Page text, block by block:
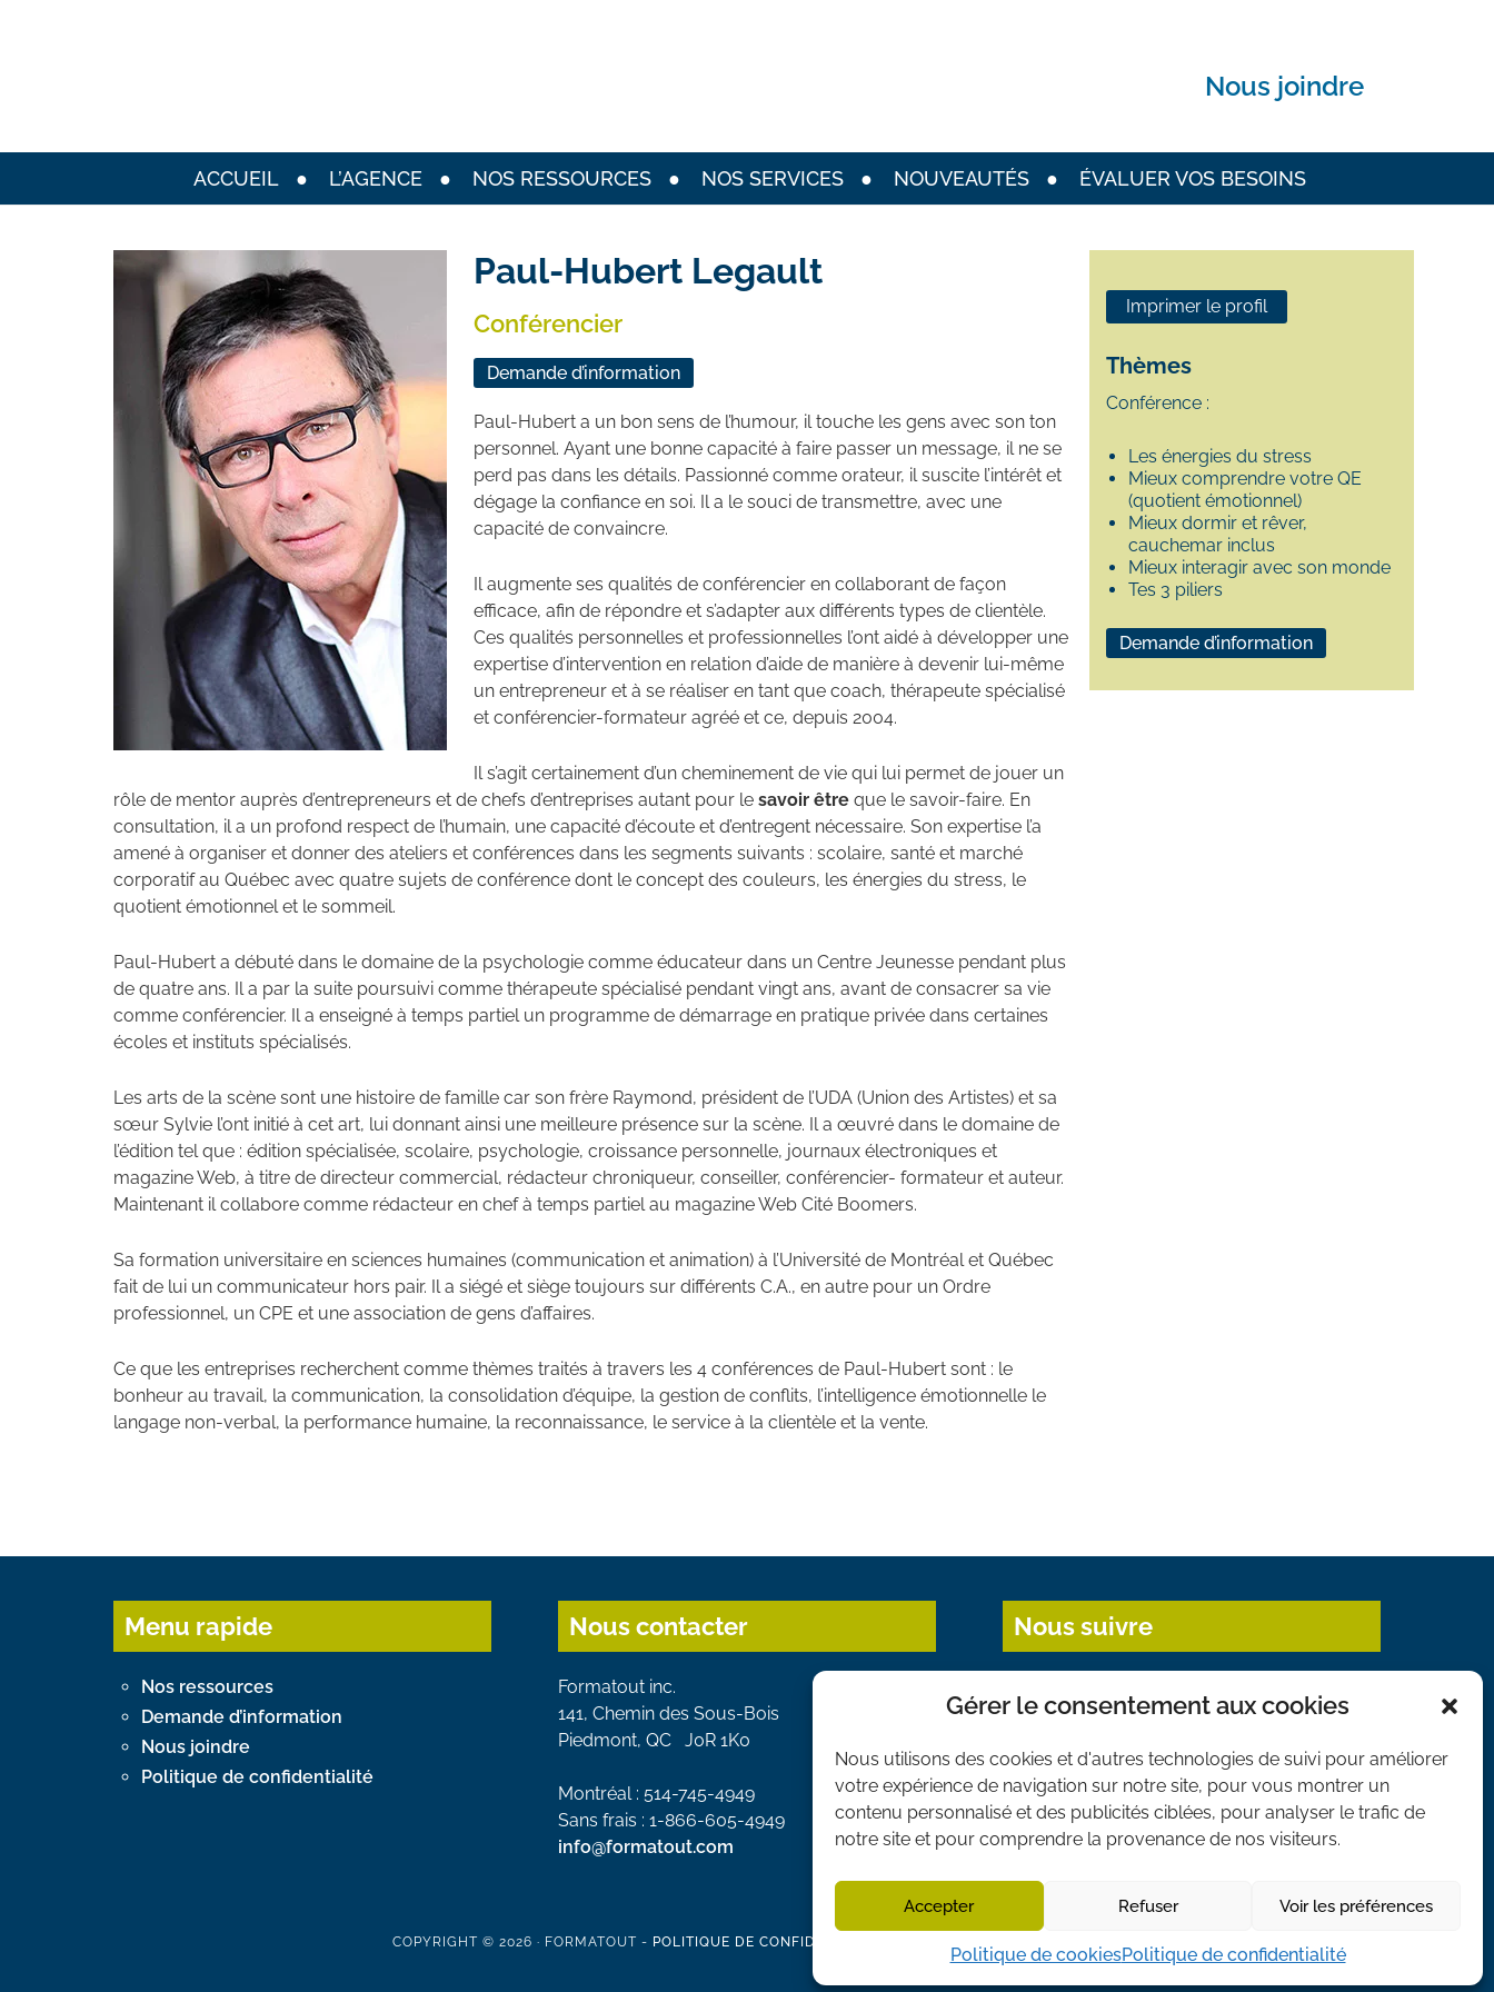
Gérer le consentement aux cookies
Nous utilisons des cookies et d'autres technologies de suivi pour améliorer
votre expérience de navigation sur notre site, pour vous montrer un
contenu personnalisé et des publicités ciblées, pour analyser le trafic de
notre site et pour comprendre la provenance de nos visiteurs.
Accepter Refuser Voir les préférences
Politique de cookiesPolitique de confidentialité
Nous joindre
ACCUEIL L’AGENCE NOS RESSOURCES NOS SERVICES NOUVEAUTÉS ÉVALUER VOS BESOINS
Paul-Hubert Legault
Conférencier
Demande d’information
Paul-Hubert a un bon sens de l’humour, il touche les gens avec son ton
personnel. Ayant une bonne capacité à faire passer un message, il ne se
perd pas dans les détails. Passionné comme orateur, il suscite l’intérêt et
dégage la confiance en soi. Il a le souci de transmettre, avec une
capacité de convaincre.
Il augmente ses qualités de conférencier en collaborant de façon
efficace, afin de répondre et s’adapter aux différents types de clientèle.
Ces qualités personnelles et professionnelles l’ont aidé à développer une
expertise d’intervention en relation d’aide de manière à devenir lui-même
un entrepreneur et à se réaliser en tant que coach, thérapeute spécialisé
et conférencier-formateur agréé et ce, depuis 2004.
Il s’agit certainement d’un cheminement de vie qui lui permet de jouer un
rôle de mentor auprès d’entrepreneurs et de chefs d’entreprises autant pour le savoir être que le savoir-faire. En
consultation, il a un profond respect de l’humain, une capacité d’écoute et d’entregent nécessaire. Son expertise l’a
amené à organiser et donner des ateliers et conférences dans les segments suivants : scolaire, santé et marché
corporatif au Québec avec quatre sujets de conférence dont le concept des couleurs, les énergies du stress, le
quotient émotionnel et le sommeil.
Paul-Hubert a débuté dans le domaine de la psychologie comme éducateur dans un Centre Jeunesse pendant plus
de quatre ans. Il a par la suite poursuivi comme thérapeute spécialisé pendant vingt ans, avant de consacrer sa vie
comme conférencier. Il a enseigné à temps partiel un programme de démarrage en pratique privée dans certaines
écoles et instituts spécialisés.
Les arts de la scène sont une histoire de famille car son frère Raymond, président de l’UDA (Union des Artistes) et sa
sœur Sylvie l’ont initié à cet art, lui donnant ainsi une meilleure présence sur la scène. Il a œuvré dans le domaine de
l’édition tel que : édition spécialisée, scolaire, psychologie, croissance personnelle, journaux électroniques et
magazine Web, à titre de directeur commercial, rédacteur chroniqueur, conseiller, conférencier- formateur et auteur.
Maintenant il collabore comme rédacteur en chef à temps partiel au magazine Web Cité Boomers.
Sa formation universitaire en sciences humaines (communication et animation) à l’Université de Montréal et Québec
fait de lui un communicateur hors pair. Il a siégé et siège toujours sur différents C.A., en autre pour un Ordre
professionnel, un CPE et une association de gens d’affaires.
Ce que les entreprises recherchent comme thèmes traités à travers les 4 conférences de Paul-Hubert sont : le
bonheur au travail, la communication, la consolidation d’équipe, la gestion de conflits, l’intelligence émotionnelle le
langage non-verbal, la performance humaine, la reconnaissance, le service à la clientèle et la vente.
Imprimer le profil
Thèmes
Conférence :
Les énergies du stress
Mieux comprendre votre QE
(quotient émotionnel)
Mieux dormir et rêver,
cauchemar inclus
Mieux interagir avec son monde
Tes 3 piliers
Demande d’information
Menu rapide
Nos ressources
Demande d’information
Nous joindre
Politique de confidentialité
Nous contacter
Formatout inc.
141, Chemin des Sous-Bois
Piedmont, QC J0R 1K0
Montréal : 514-745-4949
Sans frais : 1-866-605-4949
info@formatout.com
Nous suivre
COPYRIGHT © 2026 · FORMATOUT - POLITIQUE DE CONFIDENTIALITÉ